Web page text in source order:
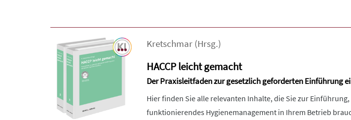
Kretschmar (Hrsg.)
HACCP leicht gemacht
Der Praxisleitfaden zur gesetzlich geforderten Einführung
Hier finden Sie alle relevanten Inhalte, die Sie zur
funktionierendes Hygienemanagement in Ihrem Betrieb